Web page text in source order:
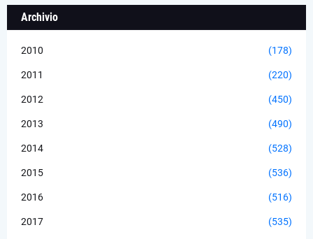
Archivio
2010 (178)
2011 (220)
2012 (450)
2013 (490)
2014 (528)
2015 (536)
2016 (516)
2017 (535)